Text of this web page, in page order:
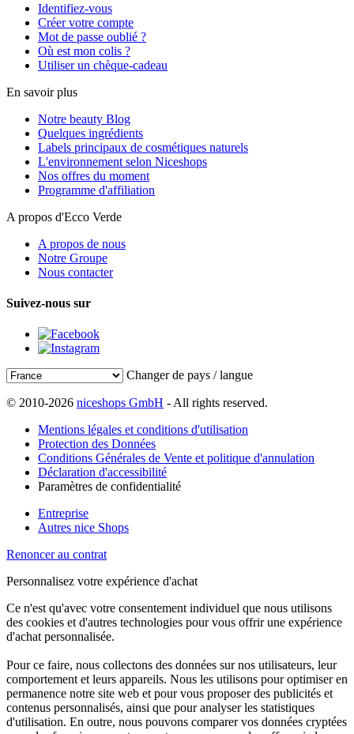
Identifiez-vous
Créer votre compte
Mot de passe oublié ?
Où est mon colis ?
Utiliser un chèque-cadeau
En savoir plus
Notre beauty Blog
Quelques ingrédients
Labels principaux de cosmétiques naturels
L'environnement selon Niceshops
Nos offres du moment
Programme d'affiliation
A propos d'Ecco Verde
A propos de nous
Notre Groupe
Nous contacter
Suivez-nous sur
Changer de pays / langue
© 2010-2026 niceshops GmbH - All rights reserved.
Mentions légales et conditions d'utilisation
Protection des Données
Conditions Générales de Vente et politique d'annulation
Déclaration d'accessibilité
Paramètres de confidentialité
Entreprise
Autres nice Shops
Renoncer au contrat
Personnalisez votre expérience d'achat
Ce n'est qu'avec votre consentement individuel que nous utilisons
des cookies et d'autres technologies pour vous offrir une expérience
d'achat personnalisée.
Pour ce faire, nous collectons des données sur nos utilisateurs, leur
comportement et leurs appareils. Nous les utilisons pour optimiser en
permanence notre site web et pour vous proposer des publicités et
contenus personnalisés, ainsi que pour analyser les statistiques
d'utilisation. En outre, nous pouvons comparer vos données cryptées